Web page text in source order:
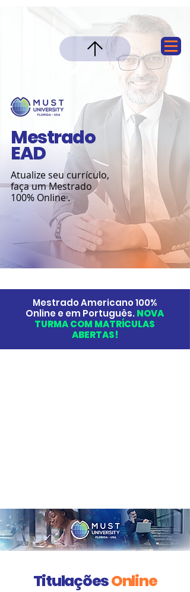
Mestrado
EAD
Atualize seu currículo,
faça um Mestrado
100% Online¹.
Mestrado Americano 100%
Online e em Português.NOVA
TURMA COM MATRÍCULAS
ABERTAS!
TitulaçõesOnline